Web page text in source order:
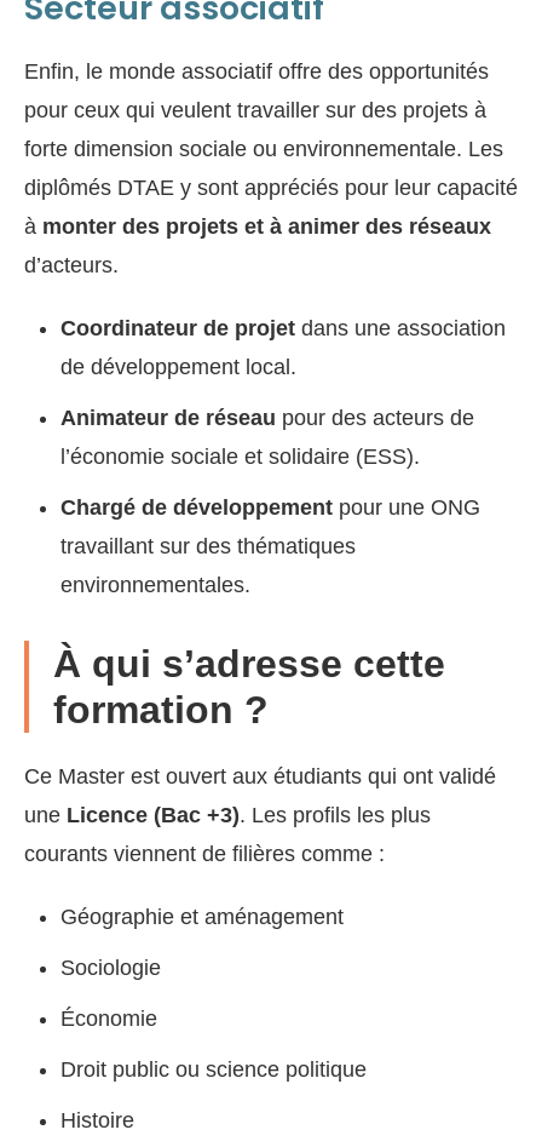
Enfin, le monde associatif offre des opportunités
pour ceux qui veulent travailler sur des projets à
forte dimension sociale ou environnementale. Les
diplômés DTAE y sont appréciés pour leur capacité
à monter des projets et à animer des réseaux
d’acteurs.
Coordinateur de projet dans une association
de développement local.
Animateur de réseau pour des acteurs de
l’économie sociale et solidaire (ESS).
Chargé de développement pour une ONG
travaillant sur des thématiques
environnementales.
À qui s’adresse cette
formation ?
Ce Master est ouvert aux étudiants qui ont validé
une Licence (Bac +3). Les profils les plus
courants viennent de filières comme :
Géographie et aménagement
Sociologie
Économie
Droit public ou science politique
Histoire